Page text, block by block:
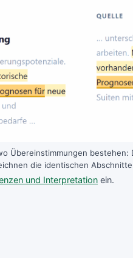
Übereinstimmungen
die identischen
und Interpretation ein.